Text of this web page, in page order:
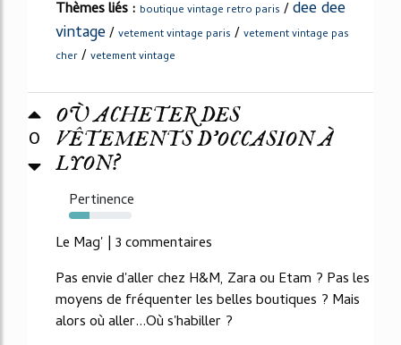
Thèmes liés : boutique vintage retro paris /dee dee
vintage/ vetement vintage paris / vetement vintage pas
cher / vetement vintage
0
OÙ ACHETER DES
VÊTEMENTS D’OCCASION À
LYON?
Pertinence
33%
Le Mag' | 3 commentaires
Pas envie d'aller chez H&M, Zara ou Etam ? Pas les
moyens de fréquenter les belles boutiques ? Mais
alors où aller...Où s'habiller ?